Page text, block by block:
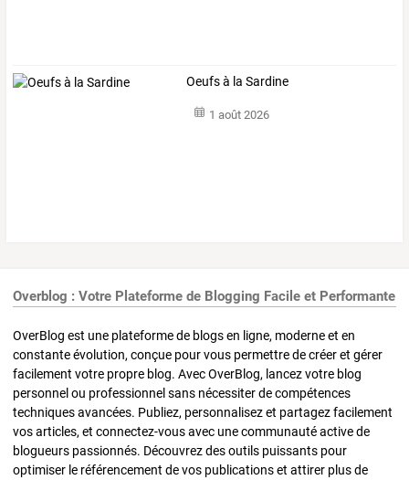
Oeufs à la Sardine
1 août 2026
Overblog : Votre Plateforme de Blogging Facile et Performante
OverBlog est une plateforme de blogs en ligne, moderne et en
constante évolution, conçue pour vous permettre de créer et gérer
facilement votre propre blog. Avec OverBlog, lancez votre blog
personnel ou professionnel sans nécessiter de compétences
techniques avancées. Publiez, personnalisez et partagez facilement
vos articles, et connectez-vous avec une communauté active de
blogueurs passionnés. Découvrez des outils puissants pour
optimiser le référencement de vos publications et attirer plus de